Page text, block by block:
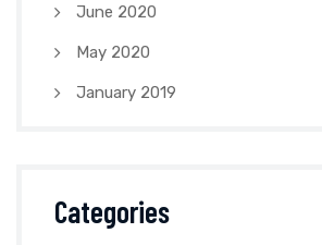
June 2020
May 2020
January 2019
Categories